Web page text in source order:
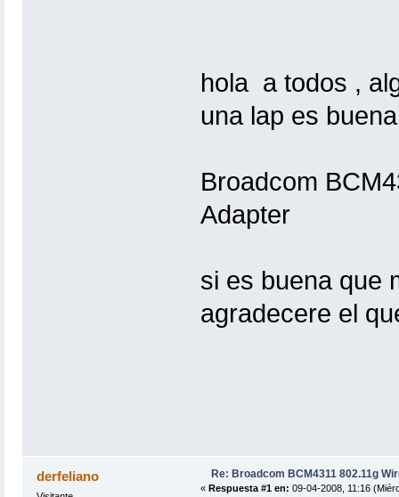
hola a todos ,
una lap es
Broadcom
Adapter
si es buena que
agradecere el
derfeliano Re: Broadcom BCM4311 802.11g
« Respuesta #1 en: 09-04-2008, 11:16